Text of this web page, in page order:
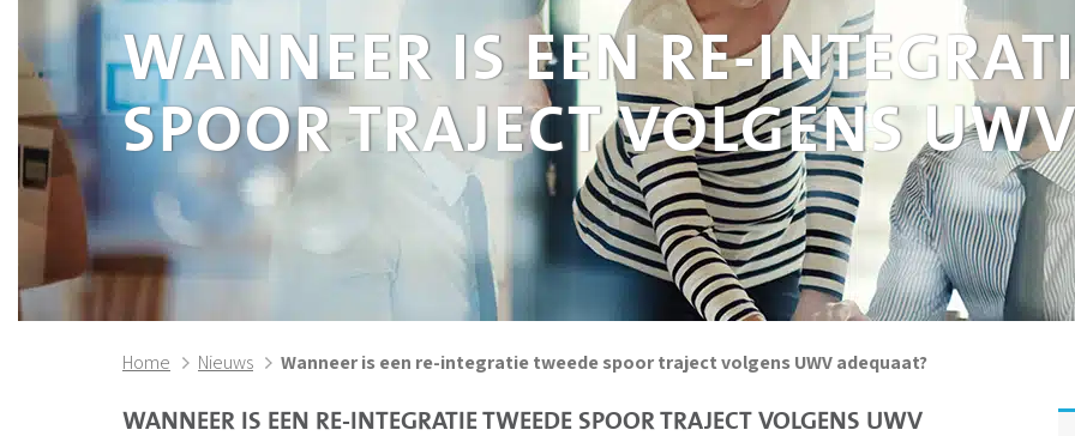
WANNEER IS EEN RE-
SPOOR TRAJECT VOLGENS
Home Nieuws Wanneer is een re-integratie tweede spoor traject volgens UWV adequaat?
WANNEER IS EEN RE-INTEGRATIE TWEEDE SPOOR TRAJECT VOLGENS UWV